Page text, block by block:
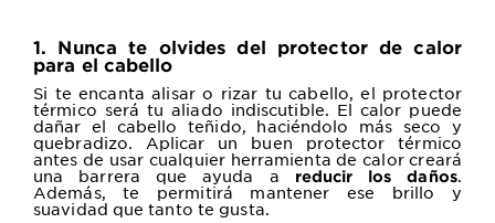
1. Nunca te olvides del protector de calor
para el cabello
Si te encanta alisar o rizar tu cabello, el protector
térmico será tu aliado indiscutible. El calor puede
dañar el cabello teñido, haciéndolo más seco y
quebradizo. Aplicar un buen protector térmico
antes de usar cualquier herramienta de calor creará
una barrera que ayuda a
reducir los daños.
Además, te permitirá mantener ese brillo y
suavidad que tanto te gusta.